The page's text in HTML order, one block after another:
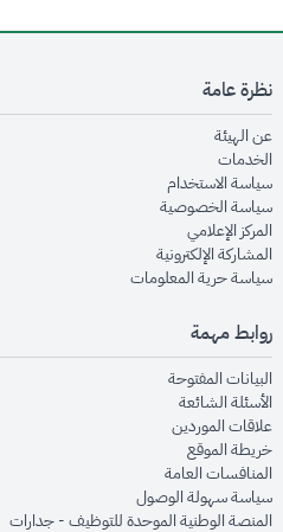
نظرة عامة
عن الهيئةopens in new window
الخدماتopens in new window
سياسة الاستخدام
سياسة الخصوصيةopens in new window
المركز الإعلاميopens in new window
المشاركة الإلكترونيةopens in new window
سياسة حرية المعلوماتin new window
روابط مهمة
البيانات المفتوحةopens in new window
الأسئلة الشائعةopens in new window
علاقات الموردينopens in new window
خريطة الموقعopens in new window
المنافسات العامةopens in new window
سياسة سهولة الوصولin new window
المنصة الوطنية الموحدة للتوظيف - جدارات